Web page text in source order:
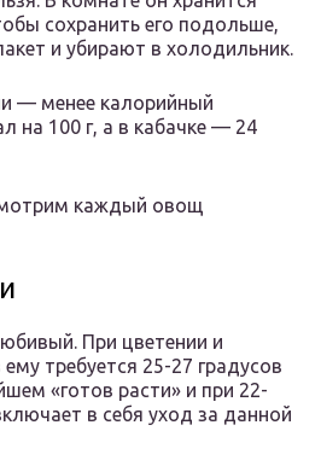
сохранить его подольше,
и убирают в холодильник.
— менее калорийный
на 100 г, а в кабачке — 24
каждый овощ
При цветении и
требуется 25-27 градусов
«готов расти» и при 22-
в себя уход за данной